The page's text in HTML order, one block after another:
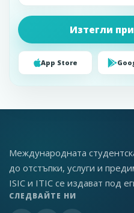
Изтегли
App Store
Международната
до отстъпки, услуги и
ISIC и ITIC се издават под
СЛЕДВАЙТЕ НИ